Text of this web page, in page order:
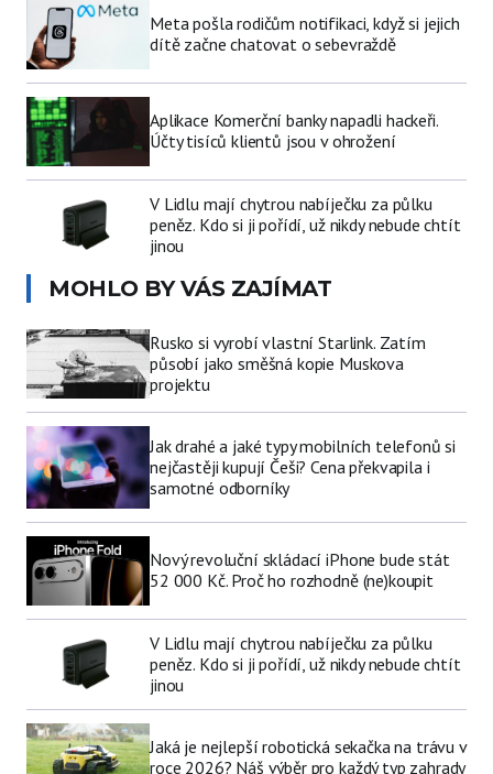
Meta pošla rodičům notifikaci, když si jejich
dítě začne chatovat o sebevraždě
Aplikace Komerční banky napadli hackeři.
Účty tisíců klientů jsou v ohrožení
V Lidlu mají chytrou nabíječku za půlku
peněz. Kdo si ji pořídí, už nikdy nebude chtít
jinou
MOHLO BY VÁS ZAJÍMAT
Rusko si vyrobí vlastní Starlink. Zatím
působí jako směšná kopie Muskova
projektu
Jak drahé a jaké typy mobilních telefonů si
nejčastěji kupují Češi? Cena překvapila i
samotné odborníky
Nový revoluční skládací iPhone bude stát
52 000 Kč. Proč ho rozhodně (ne)koupit
V Lidlu mají chytrou nabíječku za půlku
peněz. Kdo si ji pořídí, už nikdy nebude chtít
jinou
Jaká je nejlepší robotická sekačka na trávu v
roce 2026? Náš výběr pro každý typ zahrady